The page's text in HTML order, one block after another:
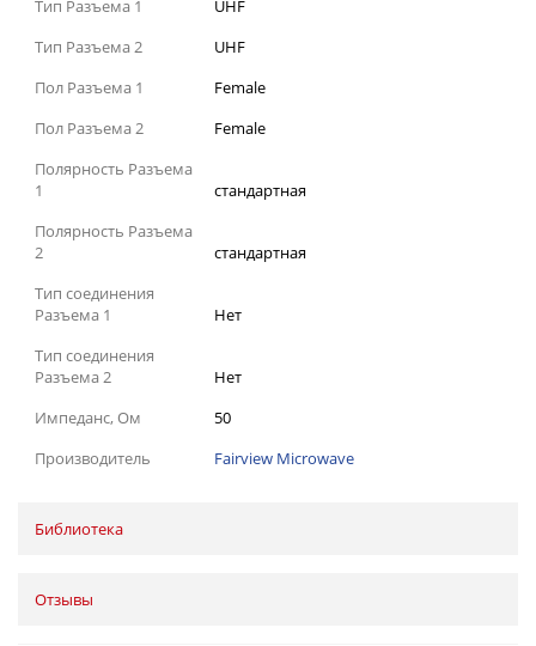
Тип Разъема 1
UHF
Тип Разъема 2
UHF
Пол Разъема 1
Female
Пол Разъема 2
Female
Полярность Разъема
1
стандартная
Полярность Разъема
2
стандартная
Тип соединения
Разъема 1
Нет
Тип соединения
Разъема 2
Нет
Импеданс, Ом
50
Производитель
Fairview Microwave
Библиотека
Отзывы